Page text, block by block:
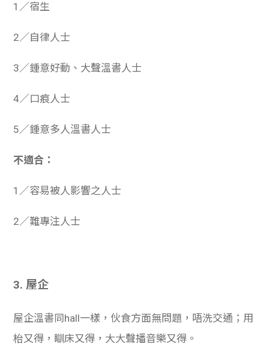
1／宿生
2／自律人士
3／鍾意好動、大聲溫書人士
4／口痕人士
5／鍾意多人溫書人士
不適合：
1／容易被人影響之人士
2／難專注人士
3. 屋企
屋企溫書同hall一樣，伙食方面無問題，唔洗交通；用
枱又得，瞓床又得，大大聲播音樂又得。